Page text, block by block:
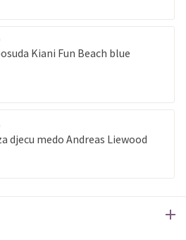
Kiani Fun Beach blue
djecu medo Andreas Liewood